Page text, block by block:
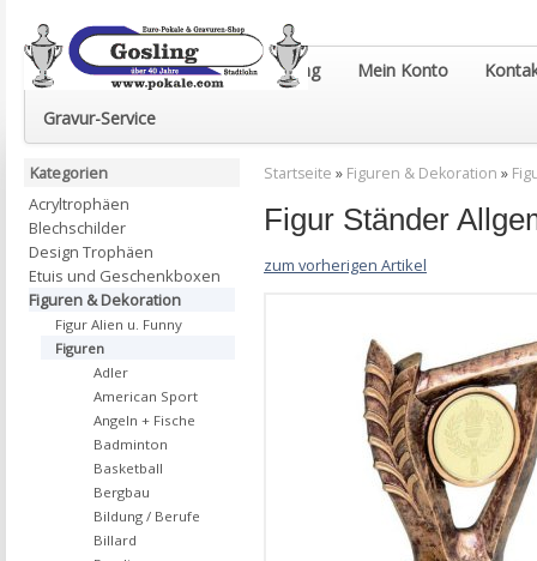
Euro-Pokale & Gravur-Shop Gosling Mein Konto
Gravur-Service
Startseite » Figuren & Dekoration »
Figur Ständer
zum vorherigen Artikel
Kategorien
Acryltrophäen
Blechschilder
Design Trophäen
Etuis und Geschenkboxen
Figuren & Dekoration
Figur Alien u. Funny
Figuren
Adler
American Sport
Angeln + Fische
Badminton
Basketball
Bergbau
Bildung / Berufe
Billard